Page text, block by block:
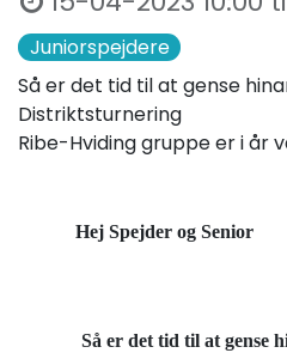
Juniorspejdere
Så er det tid til at gense
Distriktsturnering
Ribe-Hviding gruppe er i
Hej Spejder og Senior
Så er det tid til at gense